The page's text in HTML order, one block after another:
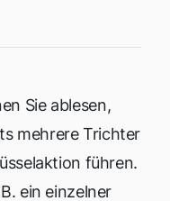
Sie ablesen,
mehrere Trichter
führen.
ein einzelner